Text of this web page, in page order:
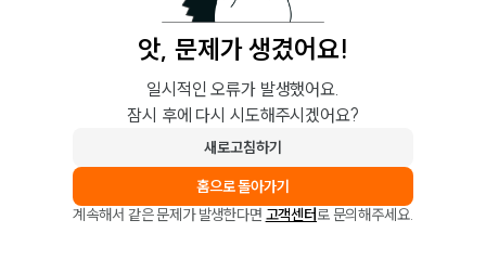
앗, 문제가 생겼어요!
일시적인 오류가 발생했어요.
잠시 후에 다시 시도해주시겠어요?
새로고침하기
홈으로 돌아가기
계속해서 같은 문제가 발생한다면 고객센터로 문의해주세요.